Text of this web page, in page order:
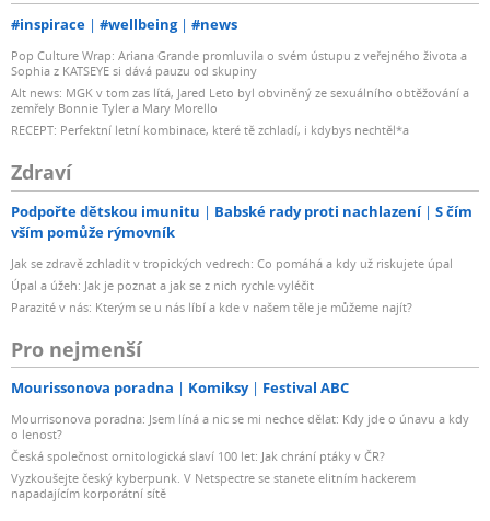
#inspirace #wellbeing #news
Pop Culture Wrap: Ariana Grande promluvila o svém ústupu z veřejného života a
Sophia z KATSEYE si dává pauzu od skupiny
Alt news: MGK v tom zas lítá, Jared Leto byl obviněný ze sexuálního obtěžování a
zemřely Bonnie Tyler a Mary Morello
RECEPT: Perfektní letní kombinace, které tě zchladí, i kdybys nechtěl*a
Zdraví
Podpořte dětskou imunitu Babské rady proti nachlazení
S čím
vším pomůže rýmovník
Jak se zdravě zchladit v tropických vedrech: Co pomáhá a kdy už riskujete úpal
Úpal a úžeh: Jak je poznat a jak se z nich rychle vyléčit
Parazité v nás: Kterým se u nás líbí a kde v našem těle je můžeme najít?
Pro nejmenší
Mourissonova poradna Komiksy Festival ABC
Mourrisonova poradna: Jsem líná a nic se mi nechce dělat: Kdy jde o únavu a kdy
o lenost?
Česká společnost ornitologická slaví 100 let: Jak chrání ptáky v ČR?
Vyzkoušejte český kyberpunk. V Netspectre se stanete elitním hackerem
napadajícím korporátní sítě